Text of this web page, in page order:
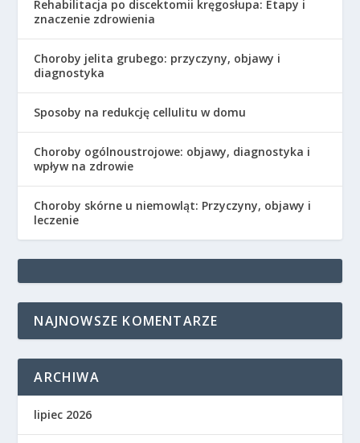
Rehabilitacja po discektomii kręgosłupa: Etapy i
znaczenie zdrowienia
Choroby jelita grubego: przyczyny, objawy i
diagnostyka
Sposoby na redukcję cellulitu w domu
Choroby ogólnoustrojowe: objawy, diagnostyka i
wpływ na zdrowie
Choroby skórne u niemowląt: Przyczyny, objawy i
leczenie
NAJNOWSZE KOMENTARZE
ARCHIWA
lipiec 2026